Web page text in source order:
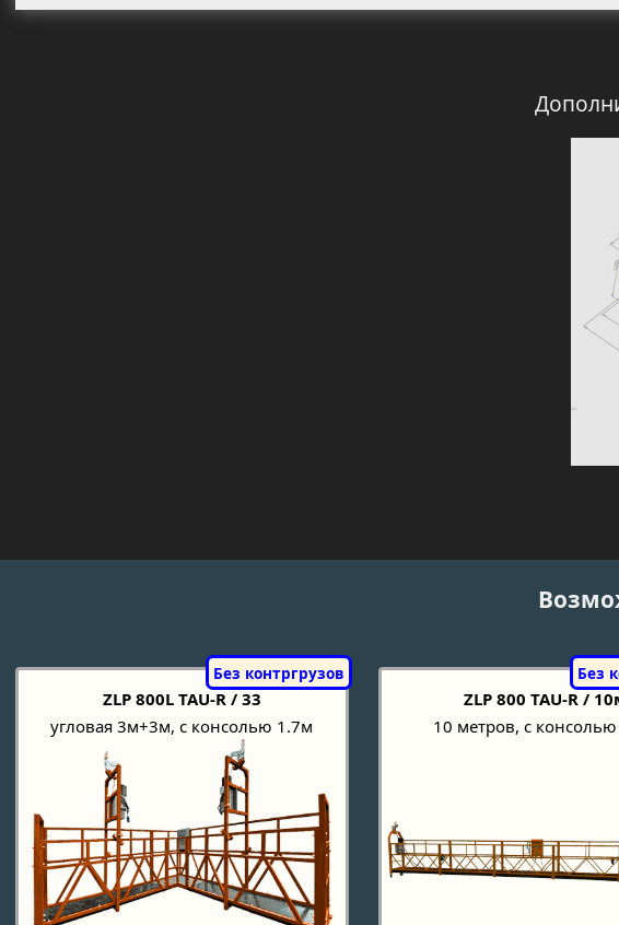
ZLP 800L TAU-R / 33
угловая 3м+3м, с консолью 1.7м
ZLP 800 TAU-R /
10 метров, с